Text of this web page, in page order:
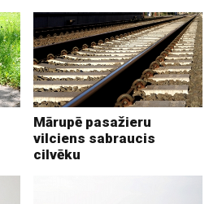
Mārupē pasažieru
vilciens sabraucis
cilvēku